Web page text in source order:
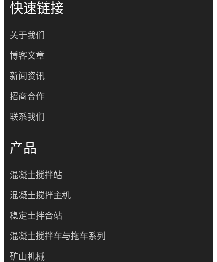
快速链接
关于我们
博客文章
新闻资讯
招商合作
联系我们
产品
混凝土搅拌站
混凝土搅拌主机
稳定土拌合站
混凝土搅拌车与拖车系列
矿山机械